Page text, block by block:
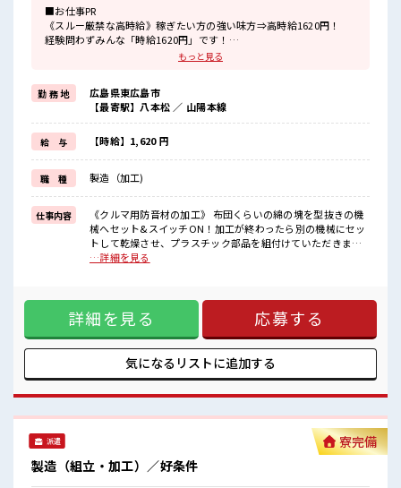
■お仕事PR
《スルー厳禁な高時給》稼ぎたい方の強い味方⇒高時給1620円！
経験問わずみんな「時給1620円」です！
まずは日勤帯でお仕事がスタートするので、
慣れてきたら2交替へ移行となり、
ジャンジャン稼ぐことができます♪
2交替になれば「月収33万円以上」稼げることも！
お休みは「土日休み」なのでリズムが整いやすくて安心ですね！
大型連休があるのでプライベートも充実に♪
■職場の雰囲気
20代・30代の方活躍中！
広くて大きな工場です♪
ロッカー・休憩室・社員食堂完備！
1食480円程でおいしいお弁当の注文もできます！
無料送迎バスあり！
丁寧な指導・フォロー体制があるので未経験でも安心♪
もっと見る
勤 務 地
広島県東広島市
【最寄駅】八本松 ／ 山陽本線
給 与 【時給】1,620 円
職 種 製造（加工)
仕事内容
《クルマ用防音材の加工》 布団くらいの綿の塊を型抜きの機
械へセット&スイッチON！加工が終わったら別の機械にセッ
トして乾燥させ、プラスチック部品を組付けていただきま
す。 ■お仕事PR 《スルー厳禁な高時給》稼ぎたい方の強い味
心！ 慣れてきたら2交替へ移行となり、 ジャンジャン稼ぐこ
とができます♪ 2交替になれば「月収33万円以上」稼げるこ
とも！ お休みは「土日休み」なのでリズムが整いやすくて安
心ですね！ 大型連休があるのでプライベートも充実に♪ ■職
場の雰囲気 20代・30代の方活躍中！ 広くて大きな工場です♪
ロッカー・休憩室・社員食堂完備！ 1食480円程でおいしいお
ォロー体制があるので未経験でも安心♪
…詳細を見る
詳細を見る 応募する
気になるリストに追加する
派遣
製造（組立・加工）／好条件
寮完備